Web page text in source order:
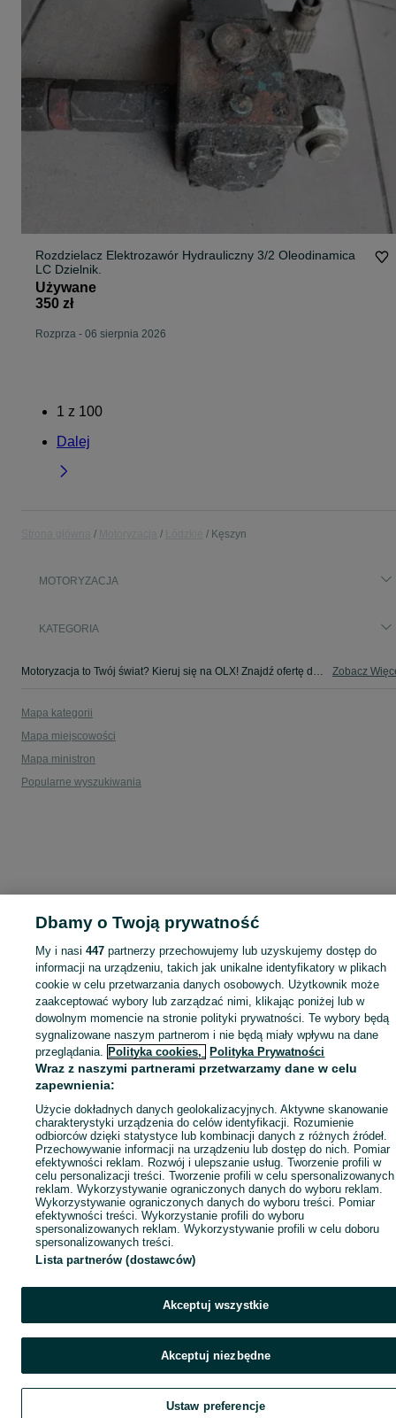
Rozdzielacz Elektrozawór Hydrauliczny 3/2 Oleodinamica
LC Dzielnik.
Używane
350 zł
Rozprza - 06 sierpnia 2026
1 z 100
Dalej
Kęszyn
MOTORYZACJA
KATEGORIA
Motoryzacja to Twój świat? Kieruj się na OLX! Znajdź ofertę dla siebie w kategorii Motoryzacja na OLX - Kęszyn i okolice! Zobacz
Mapa kategorii
Mapa miejscowości
Mapa ministron
Popularne wyszukiwania
Dbamy o Twoją prywatność
My i nasi447 partnerzy przechowujemy lub uzyskujemy dostęp do
informacji na urządzeniu, takich jak unikalne identyfikatory w plikach
cookie w celu przetwarzania danych osobowych. Użytkownik może
zaakceptować wybory lub zarządzać nimi, klikając poniżej lub w
dowolnym momencie na stronie polityki prywatności. Te wybory będą
sygnalizowane naszym partnerom i nie będą miały wpływu na dane
przeglądania. Polityka cookies, Polityka Prywatności
Wraz z naszymi partnerami przetwarzamy dane w celu
zapewnienia:
Użycie dokładnych danych geolokalizacyjnych. Aktywne skanowanie
charakterystyki urządzenia do celów identyfikacji. Rozumienie
odbiorców dzięki statystyce lub kombinacji danych z różnych źródeł.
Przechowywanie informacji na urządzeniu lub dostęp do nich. Pomiar
efektywności reklam. Rozwój i ulepszanie usług. Tworzenie profili w
celu personalizacji treści. Tworzenie profili w celu spersonalizowanych
reklam. Wykorzystywanie ograniczonych danych do wyboru reklam.
Wykorzystywanie ograniczonych danych do wyboru treści. Pomiar
efektywności treści. Wykorzystanie profili do wyboru
spersonalizowanych reklam. Wykorzystywanie profili w celu doboru
spersonalizowanych treści.
Lista partnerów (dostawców)
Akceptuj wszystkie
Akceptuj niezbędne
Ustaw preferencje